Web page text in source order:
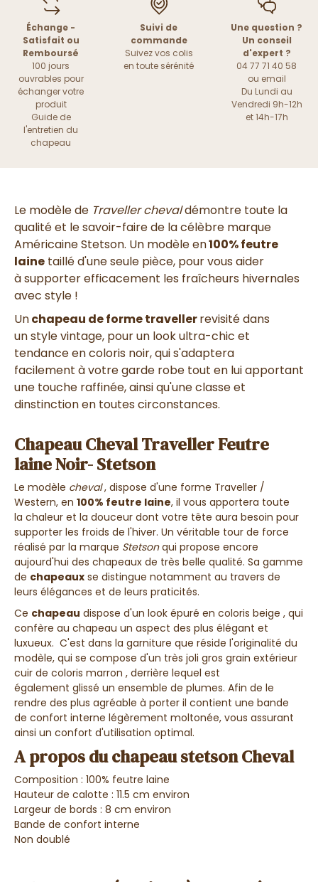
Échange -
Satisfait ou
Remboursé
100 jours
ouvrables pour
échanger votre
produit
Guide de
l'entretien du
chapeau
Suivi de
commande
Suivez vos colis
en toute sérénité
Une question ?
Un conseil
d'expert ?
04 77 71 40 58
ou email
Du Lundi au
Vendredi 9h-12h
et 14h-17h
Le modèle de Traveller chevaldémontre toute la
qualité et le savoir-fairede lacélèbre marque
Américaine Stetson. Un modèle en100% feutre
laine taillé d'une seule pièce, pour vous aider
àsupporter efficacement les fraîcheurs hivernales
avec style !
Unchapeau de forme travellerrevisité dans
unstyle vintage, pour un look ultra-chic et
tendanceencoloris noir,quis'adaptera
facilement à votre garde robe tout en lui apportant
une touche raffinée, ainsi qu'uneclasse et
dinstinction en toutes circonstances.
Chapeau Cheval Traveller Feutre
laine Noir- Stetson
Le modèle cheval, dispose d'une forme Traveller /
Western, en 100% feutre laine, il vous apportera toute
la chaleur et la douceur dont votre tête aura besoin pour
supporter les froids de l'hiver. Un véritable tour de force
réalisé par la marque Stetsonqui propose encore
aujourd'hui des chapeaux de très belle qualité. Sa gamme
de chapeaux se distingue notamment au travers de
leurs élégances et de leurs praticités.
Ce chapeau dispose d'un look épuré en coloris beige , qui
confère au chapeau un aspect des plus élégant et
luxueux. C'est dans la garniture que réside l'originalité du
modèle, qui se compose d'un très joli gros grain extérieur
cuir de coloris marron , derrière lequel est
également glissé un ensemble de plumes. Afin de le
rendre des plus agréable à porter il contient une bande
de confort interne légèrement moltonée, vous assurant
ainsi un confort d'utilisation optimal.
A propos du chapeau stetson Cheval
Composition : 100% feutre laine
Hauteur de calotte : 11.5 cm environ
Largeur de bords : 8 cm environ
Bande de confort interne
Non doublé